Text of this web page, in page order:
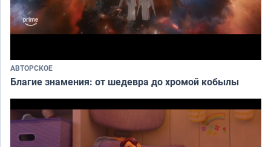
АВТОРСКОЕ
Благие знамения: от шедевра до хромой кобылы